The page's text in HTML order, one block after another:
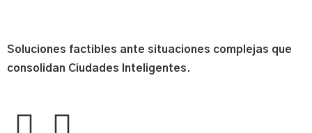
Soluciones factibles ante situaciones complejas que
consolidan Ciudades Inteligentes.